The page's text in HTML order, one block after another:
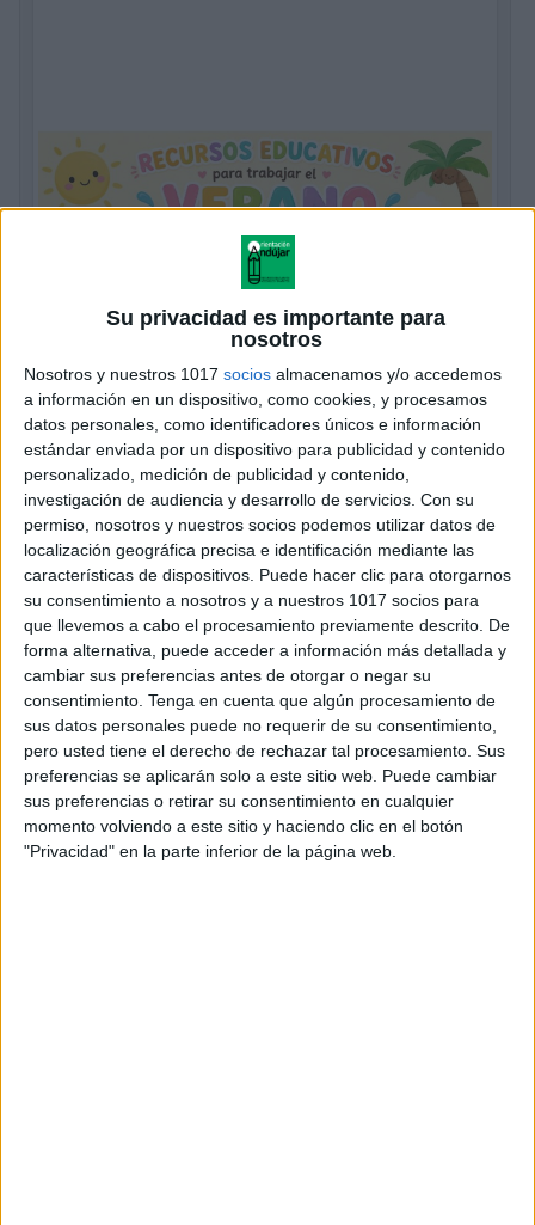
Su privacidad es importante para
nosotros
Nosotros y nuestros 1017 socios almacenamos y/o accedemos
a información en un dispositivo, como cookies, y procesamos
datos personales, como identificadores únicos e información
estándar enviada por un dispositivo para publicidad y contenido
personalizado, medición de publicidad y contenido,
investigación de audiencia y desarrollo de servicios. Con su
permiso, nosotros y nuestros socios podemos utilizar datos de
localización geográfica precisa e identificación mediante las
características de dispositivos. Puede hacer clic para otorgarnos
su consentimiento a nosotros y a nuestros 1017 socios para
que llevemos a cabo el procesamiento previamente descrito. De
forma alternativa, puede acceder a información más detallada y
cambiar sus preferencias antes de otorgar o negar su
consentimiento. Tenga en cuenta que algún procesamiento de
sus datos personales puede no requerir de su consentimiento,
pero usted tiene el derecho de rechazar tal procesamiento. Sus
preferencias se aplicarán solo a este sitio web. Puede cambiar
sus preferencias o retirar su consentimiento en cualquier
momento volviendo a este sitio y haciendo clic en el botón
"Privacidad" en la parte inferior de la página web.
Conjunto de actividades divertidas muy
veraniegas
Publicado hace 7 horas
¿Buscas un recurso completo para que los peques
aprendan y se diviertan durante las vacaciones? 🌴☀️
Este cuadernillo de actividades de verano está
diseñado para que niños y niñas de […]